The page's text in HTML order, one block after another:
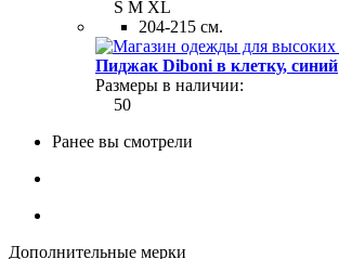
S M XL
204-215 см.
Пиджак Diboni в клетку, синий
Размеры в наличии:
50
Ранее вы смотрели
Дополнительные мерки